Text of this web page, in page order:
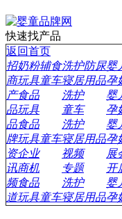
快速找产品
返回首页
招
商
奶粉辅食洗护防尿婴
玩具童车寝居用品孕
产
品
食品 洗护
婴
玩具
童车
孕
品
牌
食品 洗护
婴
玩具童车寝居用品孕
资
讯
企业 视频
展
商机
专题
开
频
道
食品 洗护
婴
玩具童车寝居用品孕